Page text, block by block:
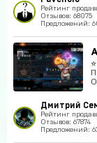
Рейтинг
Отзывов: 68075
Предложений:
Дмитрий
Рейтинг
Отзывов: 67874
Предложений: